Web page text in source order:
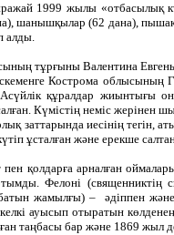
1999 жылы «отбасылық
шанышқылар (62 дана),
алды.
тұрғыны Валентина
Кострома облысының
Асүйлік құралдар
Күмістің неміс жерінен
заттарында иесінің тегін,
ұсталған және ерекше
пен қолдарға арналған
Фелоні (священниктің
жамылғы) – әдіппен және
ауысып отыратын
таңбасы бар және 1869 жыл